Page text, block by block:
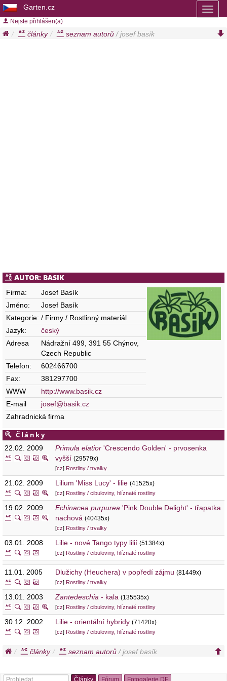
Garten.cz
Nejste přihlášen(a)
články seznam autorů / josef basík
AUTOR: BASIK
Firma:
Josef Basík
Jméno:
Josef Basík
Kategorie: / Firmy / Rostlinný materiál
Jazyk:
český
Adresa
Nádražní 499, 391 55 Chýnov,
Czech Republic
Telefon:
602466700
Fax:
381297700
WWW
http://www.basik.cz
E-mail
josef@basik.cz
Zahradnická firma
Články
22.02. 2009 Primula elatior 'Crescendo Golden' - prvosenka
vyšší (29579x)
[cz] Rostliny / trvalky
21.02. 2009 Lilium 'Miss Lucy' - lilie (41525x)
[cz] Rostliny / cibuloviny, hlíznaté rostliny
19.02. 2009 Echinacea purpurea 'Pink Double Delight' - třapatka
nachová (40435x)
[cz] Rostliny / trvalky
03.01. 2008 Lilie - nové Tango typy lilií (51384x)
[cz] Rostliny / cibuloviny, hlíznaté rostliny
11.01. 2005 Dlužichy (Heuchera) v popředí zájmu (81449x)
[cz] Rostliny / trvalky
13.01. 2003 Zantedeschia - kala (135535x)
[cz] Rostliny / cibuloviny, hlíznaté rostliny
30.12. 2002 Lilie - orientální hybridy (71420x)
[cz] Rostliny / cibuloviny, hlíznaté rostliny
články seznam autorů / josef basík